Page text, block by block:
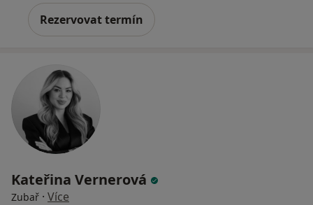
Rezervovat termín
Kateřina Vernerová
Zubař · Více